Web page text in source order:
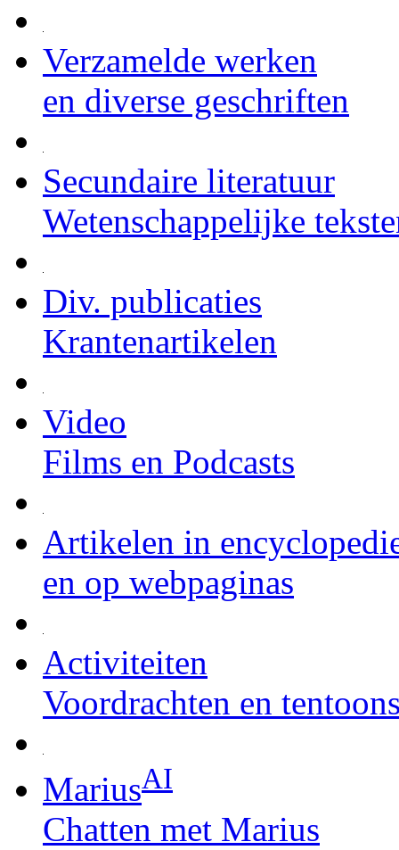
Verzamelde werken
en diverse geschriften
Secundaire literatuur
Wetenschappelijke
Div. publicaties
Krantenartikelen
Video
Films en Podcasts
Artikelen in
en op webpaginas
Activiteiten
Voordrachten en
MariusAI
Chatten met Marius